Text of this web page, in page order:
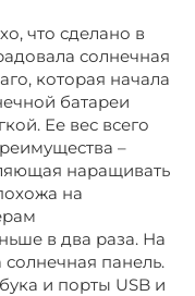
что сделано в
солнечная
которая начала
батареи
Ее вес всего
–
наращивать
на
в два раза. На
панель.
и порты USB и